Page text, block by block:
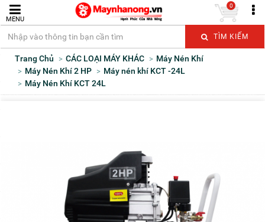
MENU
TÌM KIẾM
0
Trang Chủ CÁC LOẠI MÁY KHÁC
Máy Nén Khí
Máy Nén Khí 2 HP
Máy nén khí KCT -24L
Máy Nén Khí KCT 24L